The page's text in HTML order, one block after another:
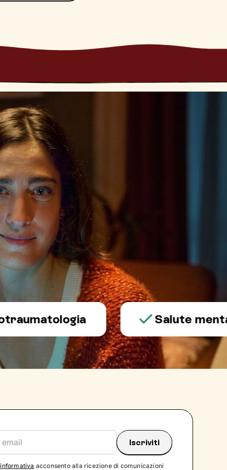
Salute mentale
informativa acconsento alla ricezione di comunicazioni